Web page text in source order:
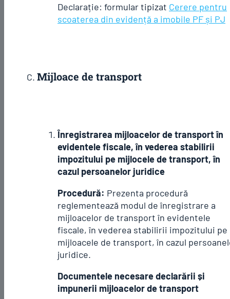
Declarație: formular tipizat Cerere pentru
scoaterea din evidență a imobile PF și PJ
Mijloace de transport
Înregistrarea mijloacelor de transport în
evidentele fiscale, în vederea stabilirii
impozitului pe mijlocele de transport, în
cazul persoanelor juridice
Procedură: Prezenta procedură
reglementează modul de înregistrare a
mijloacelor de transport în evidentele
fiscale, în vederea stabilirii impozitului pe
mijloacele de transport, în cazul
juridice.
Documentele necesare declarării și
impunerii mijloacelor de transport